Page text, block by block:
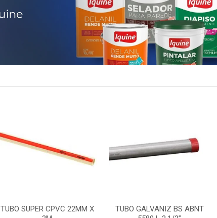
TUBO SUPER CPVC 22MM X
TUBO GALVANIZ BS ABNT